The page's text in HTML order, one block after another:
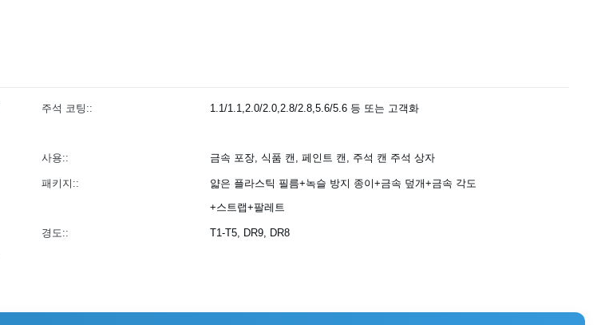
주석 코팅:: 1.1/1.1,2.0/2.0,2.8/2.8,5.6/5.6 등 또는 고객화
사용:: 금속 포장, 식품 캔, 페인트 캔, 주석 캔 주석 상자
패키지::
얇은 플라스틱 필름+녹슬 방지 종이+금속 덮개+금속 각도
+스트랩+팔레트
경도:: T1-T5, DR9, DR8